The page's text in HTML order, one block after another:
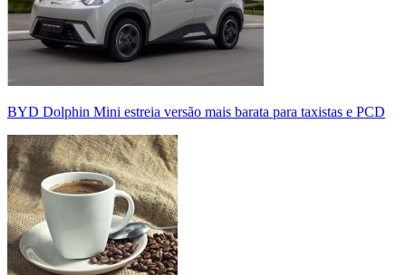
BYD Dolphin Mini estreia versão mais barata para taxistas e PCD